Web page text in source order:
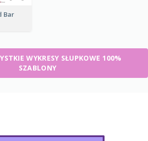
Bar
WYKRESY SŁUPKOWE 100%
SZABLONY